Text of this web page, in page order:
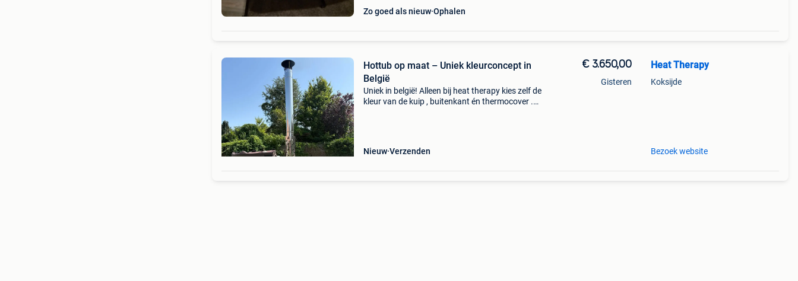
Zo goed als nieuw Ophalen
Hottub op maat – Uniek kleurconcept in
België
Uniek in belgië! Alleen bij heat therapy kies zelf de
kleur van de kuip , buitenkant én thermocover .
Nieuw Verzenden
€ 3.650,00
Gisteren
Heat Therapy
Koksijde
Bezoek website